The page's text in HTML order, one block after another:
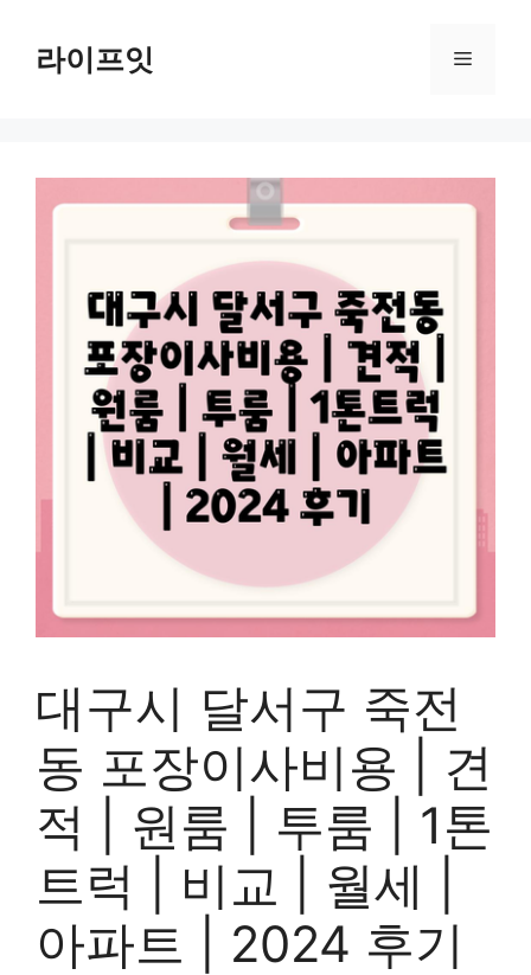
content라이프잇 Menu
대구시 달서구 죽전
동 포장이사비용 | 견
적 | 원룸 | 투룸 | 1톤
트럭 | 비교 | 월세 |
아파트 | 2024 후기